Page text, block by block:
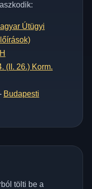
Útügyi
(II. 26.) Korm.
Budapesti
tölti be a